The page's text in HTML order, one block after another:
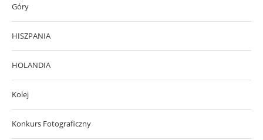
Góry
HISZPANIA
HOLANDIA
Kolej
Konkurs Fotograficzny